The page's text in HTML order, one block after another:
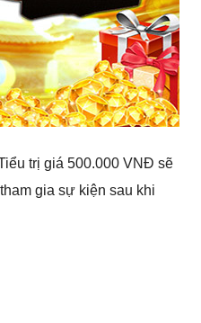
trị giá 500.000 VNĐ sẽ
gia sự kiện sau khi